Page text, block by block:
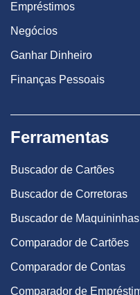
Empréstimos
Negócios
Ganhar Dinheiro
Finanças Pessoais
Ferramentas
Buscador de Cartões
Buscador de Corretoras
Buscador de Maquininhas
Comparador de Cartões
Comparador de Contas
Comparador de